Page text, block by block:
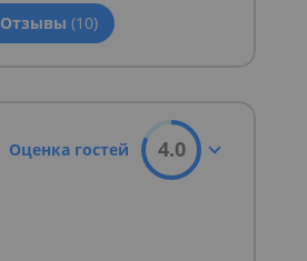
Отзывы (10)
Оценка гостей 4.0